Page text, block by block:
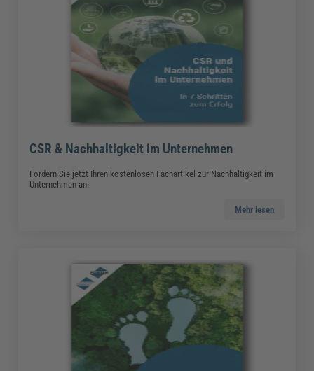
CSR & Nachhaltigkeit im Unternehmen
Fordern Sie jetzt Ihren kostenlosen Fachartikel zur Nachhaltigkeit im
Unternehmen an!
Mehr lesen